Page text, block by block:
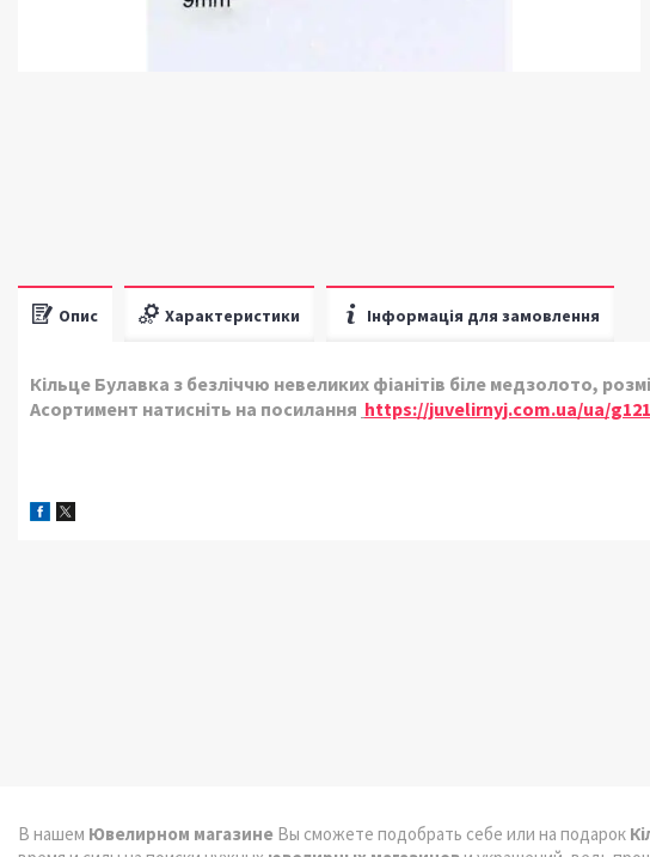
Опис Характеристики Інформація для замовлення
Кільце Булавка з безліччю невеликих фіанітів біле медзолото,
Асортимент натисніть на посилання https://juvelirnyj.com.ua/ua/
В нашем Ювелирном магазине Вы сможете подобрать себе или на подарок